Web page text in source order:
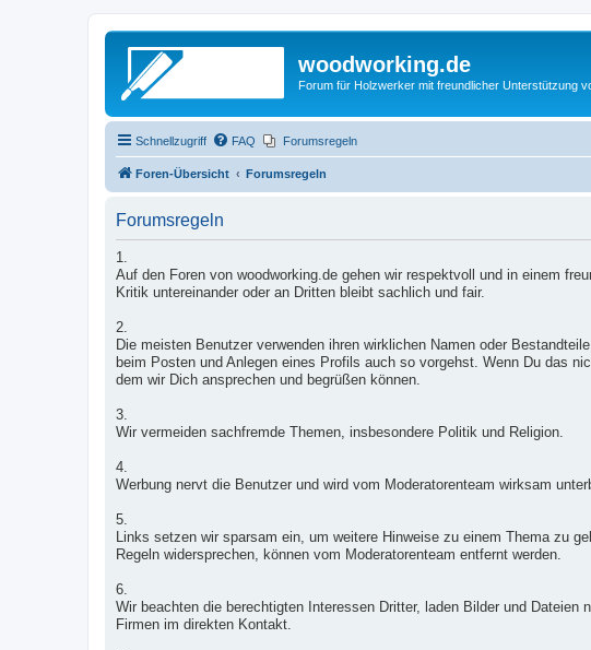
woodworking.de
Forum für Holzwerker mit freundlicher Unterstützung
Schnellzugriff FAQ Forumsregeln
Foren-Übersicht Forumsregeln
Forumsregeln
1.
Auf den Foren von woodworking.de gehen wir respektvoll und in einem
Kritik untereinander oder an Dritten bleibt sachlich und fair.
2.
Die meisten Benutzer verwenden ihren wirklichen Namen oder
beim Posten und Anlegen eines Profils auch so vorgehst. Wenn Du das
dem wir Dich ansprechen und begrüßen können.
3.
Wir vermeiden sachfremde Themen, insbesondere Politik und Religion.
4.
Werbung nervt die Benutzer und wird vom Moderatorenteam wirksam
5.
Links setzen wir sparsam ein, um weitere Hinweise zu einem Thema zu
Regeln widersprechen, können vom Moderatorenteam entfernt werden.
6.
Wir beachten die berechtigten Interessen Dritter, laden Bilder und
Firmen im direkten Kontakt.